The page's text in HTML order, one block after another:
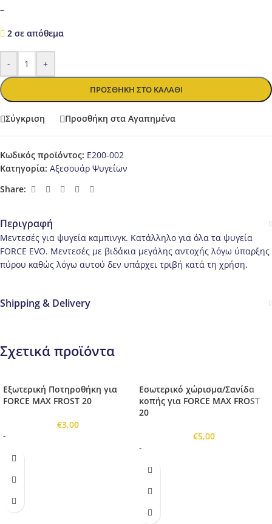
–
2 σε απόθεμα
- +
ΠΡΟΣΘΉΚΗ ΣΤΟ ΚΑΛΆΘΙ
Σύγκριση Προσθήκη στα Αγαπημένα
Κωδικός προϊόντος: E200-002
Κατηγορία: Αξεσουάρ Ψυγείων
Share:
Περιγραφή
Μεντεσές για ψυγεία καμπινγκ. Κατάλληλο για όλα τα ψυγεία
FORCE EVO. Μεντεσές με βιδάκια μεγάλης αντοχής λόγω ύπαρξης
πύρου καθώς λόγω αυτού δεν υπάρχει τριβή κατά τη χρήση.
Shipping & Delivery
Σχετικά προϊόντα
Εξωτερική Ποτηροθήκη για
FORCE MAX FROST 20
€3,00
-
Εσωτερικό χώρισμα/Σανίδα
κοπής για FORCE MAX FROST
20
€5,00
-